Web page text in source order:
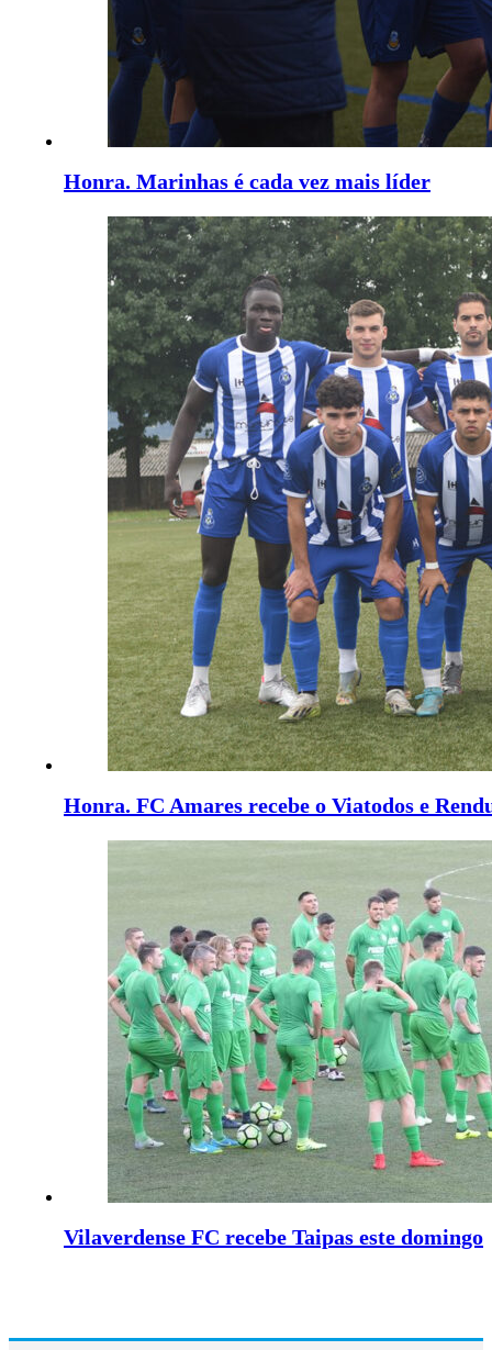
Honra. Marinhas é cada vez mais líder
Honra. FC Amares recebe o Viatodos e
Vilaverdense FC recebe Taipas este domingo